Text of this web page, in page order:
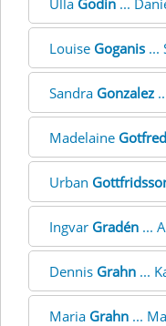
Ulla Godin ...
Louise Goganis ...
Sandra Gonzalez
Madelaine
Urban
Ingvar Gradén ...
Dennis Grahn ...
Maria Grahn ...